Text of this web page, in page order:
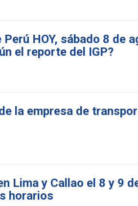
Perú HOY, sábado 8 de
el reporte del IGP?
la empresa de
Lima y Callao el 8 y 9
horarios